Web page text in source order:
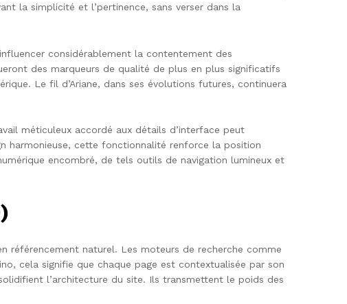
la simplicité et l’pertinence, sans verser dans la
considérablement la contentement des
des marqueurs de qualité de plus en plus significatifs
Le fil d’Ariane, dans ses évolutions futures, continuera
méticuleux accordé aux détails d’interface peut
harmonieuse, cette fonctionnalité renforce la position
encombré, de tels outils de navigation lumineux et
référencement naturel. Les moteurs de recherche comme
cela signifie que chaque page est contextualisée par son
l’architecture du site. Ils transmettent le poids des